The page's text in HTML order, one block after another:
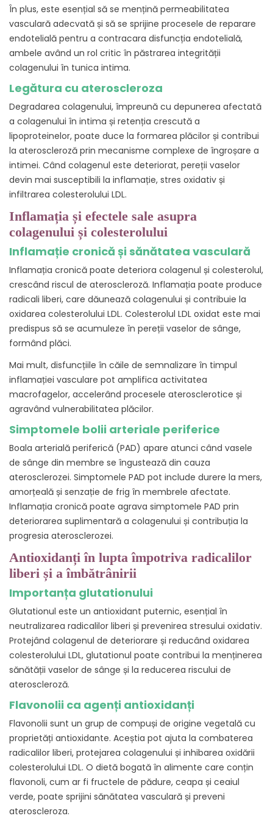
În plus, este esențial să se mențină permeabilitatea
vasculară adecvată și să se sprijine procesele de reparare
endotelială pentru a contracara disfuncția endotelială,
ambele având un rol critic în păstrarea integrității
colagenului în tunica intima.
Legătura cu ateroscleroza
Degradarea colagenului, împreună cu depunerea afectată
a colagenului în intima și retenția crescută a
lipoproteinelor, poate duce la formarea plăcilor și contribui
la ateroscleroză prin mecanisme complexe de îngroșare a
intimei. Când colagenul este deteriorat, pereții vaselor
devin mai susceptibili la inflamație, stres oxidativ și
infiltrarea colesterolului LDL.
Inflamația și efectele sale asupra
colagenului și colesterolului
Inflamație cronică și sănătatea vasculară
Inflamația cronică poate deteriora colagenul și colesterolul,
crescând riscul de ateroscleroză. Inflamația poate produce
radicali liberi, care dăunează colagenului și contribuie la
oxidarea colesterolului LDL. Colesterolul LDL oxidat este mai
predispus să se acumuleze în pereții vaselor de sânge,
formând plăci.
Mai mult, disfuncțiile în căile de semnalizare în timpul
inflamației vasculare pot amplifica activitatea
macrofagelor, accelerând procesele aterosclerotice și
agravând vulnerabilitatea plăcilor.
Simptomele bolii arteriale periferice
Boala arterială periferică (PAD) apare atunci când vasele
de sânge din membre se îngustează din cauza
aterosclerozei. Simptomele PAD pot include durere la mers,
amorțeală și senzație de frig în membrele afectate.
Inflamația cronică poate agrava simptomele PAD prin
deteriorarea suplimentară a colagenului și contribuția la
progresia aterosclerozei.
Antioxidanți în lupta împotriva radicalilor
liberi și a îmbătrânirii
Importanța glutationului
Glutationul este un antioxidant puternic, esențial în
neutralizarea radicalilor liberi și prevenirea stresului oxidativ.
Protejând colagenul de deteriorare și reducând oxidarea
colesterolului LDL, glutationul poate contribui la menținerea
sănătății vaselor de sânge și la reducerea riscului de
ateroscleroză.
Flavonolii ca agenți antioxidanți
Flavonolii sunt un grup de compuși de origine vegetală cu
proprietăți antioxidante. Aceștia pot ajuta la combaterea
radicalilor liberi, protejarea colagenului și inhibarea oxidării
colesterolului LDL. O dietă bogată în alimente care conțin
flavonoli, cum ar fi fructele de pădure, ceapa și ceaiul
verde, poate sprijini sănătatea vasculară și preveni
ateroscleroza.